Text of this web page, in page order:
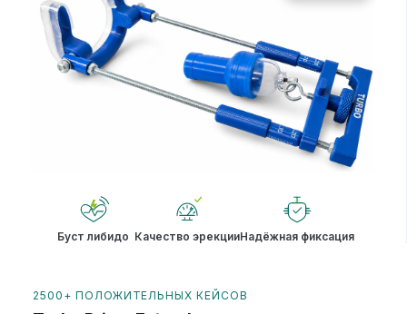
Буст либидо Качество эрекцииНадёжная фиксация
2500+ ПОЛОЖИТЕЛЬНЫХ КЕЙСОВ